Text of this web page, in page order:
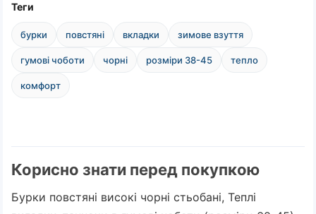
Теги
бурки повстяні вкладки зимове взуття
гумові чоботи чорні розміри 38-45 тепло
комфорт
Корисно знати перед покупкою
Бурки повстяні високі чорні стьобані, Теплі